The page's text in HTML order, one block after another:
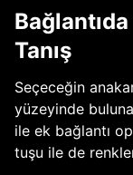
Tanış
Seçeceğin
yüzeyinde
ile ek bağlantı
tuşu ile de